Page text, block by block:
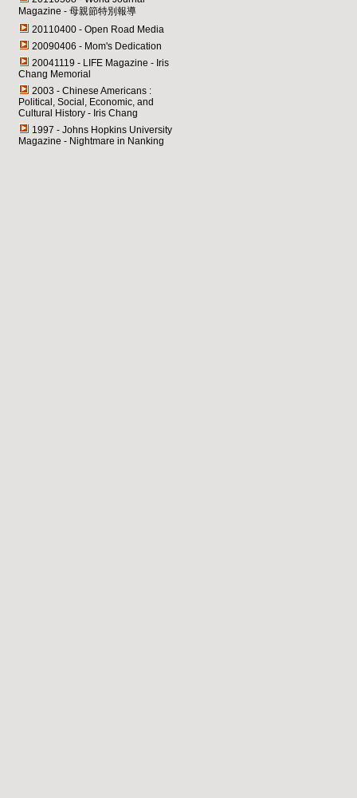
Magazine - 母親節特別報導
20110400 - Open Road Media
20090406 - Mom's Dedication
20041119 - LIFE Magazine - Iris
Chang Memorial
2003 - Chinese Americans :
Political, Social, Economic, and
Cultural History - Iris Chang
1997 - Johns Hopkins University
Magazine - Nightmare in Nanking